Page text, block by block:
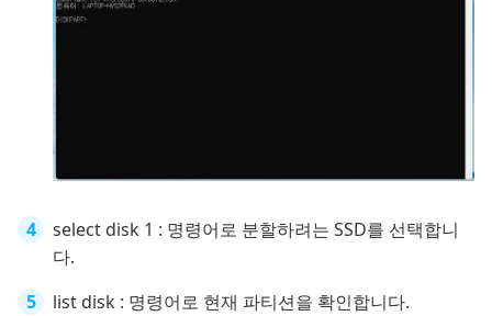
select disk 1 : 명령어로 분할하려는 SSD를 선택합니
다.
list disk : 명령어로 현재 파티션을 확인합니다.